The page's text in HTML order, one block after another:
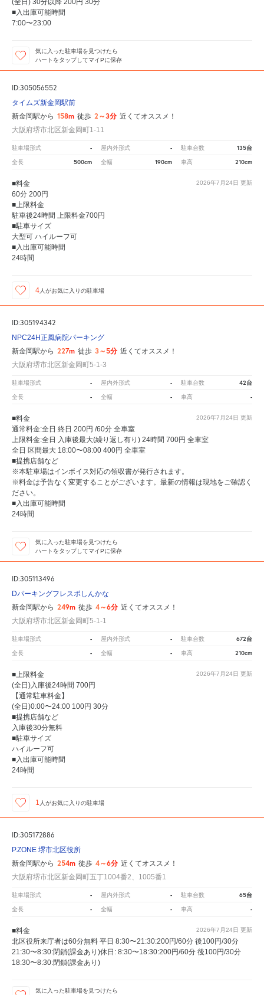
■入出庫可能時間
7:00〜23:00
気に入った駐車場を見つけたら
ハートをタップしてマイPに保存
ID:305056552
タイムズ新金岡駅前
新金岡駅から 158m 徒歩 2～3分 近くてオススメ！
大阪府堺市北区新金岡町1-11
駐車場形式 - 屋内外形式 - 駐車台数 135台
全長 500cm 全幅 190cm 車高 210cm
2026年7月24日 更新
■料金
60分 200円
■上限料金
駐車後24時間 上限料金700円
■駐車サイズ
大型可 ハイルーフ可
■入出庫可能時間
24時間
4 人がお気に入りの駐車場
ID:305194342
NPC24H正風病院パーキング
新金岡駅から 227m 徒歩 3～5分 近くてオススメ！
大阪府堺市北区新金岡町5-1-3
駐車場形式 - 屋内外形式 - 駐車台数 42台
全長 - 全幅 - 車高 -
2026年7月24日 更新
■料金
通常料金:全日 終日 200円 /60分 全車室
上限料金:全日 入庫後最大(繰り返し有り) 24時間 700円 全車室
全日 区間最大 18:00〜08:00 400円 全車室
■提携店舗など
※本駐車場はインボイス対応の領収書が発行されます。
※料金は予告なく変更することがございます。最新の情報は現地をご確認く
ださい。
■入出庫可能時間
24時間
気に入った駐車場を見つけたら
ハートをタップしてマイPに保存
ID:305113496
Dパーキングフレスポしんかな
新金岡駅から 249m 徒歩 4～6分 近くてオススメ！
大阪府堺市北区新金岡町5-1-1
駐車場形式 - 屋内外形式 - 駐車台数 672台
全長 - 全幅 - 車高 210cm
2026年7月24日 更新
■上限料金
(全日)入庫後24時間 700円
【通常駐車料金】
(全日)0:00〜24:00 100円 30分
■提携店舗など
入庫後30分無料
■駐車サイズ
ハイルーフ可
■入出庫可能時間
24時間
1 人がお気に入りの駐車場
ID:305172886
P.ZONE 堺市北区役所
新金岡駅から 254m 徒歩 4～6分 近くてオススメ！
大阪府堺市北区新金岡町五丁1004番2、1005番1
駐車場形式 - 屋内外形式 - 駐車台数 65台
全長 - 全幅 - 車高 -
2026年7月24日 更新
■料金
北区役所来庁者は60分無料 平日 8:30〜21:30:200円/60分 後100円/30分
21:30〜8:30:閉鎖(課金あり)休日: 8:30〜18:30:200円/60分 後100円/30分
18:30〜8:30:閉鎖(課金あり)
気に入った駐車場を見つけたら